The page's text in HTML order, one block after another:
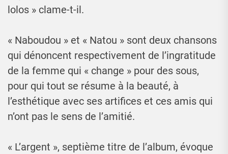
lolos » clame-t-il.
« Naboudou » et « Natou » sont deux chansons
qui dénoncent respectivement de l’ingratitude
de la femme qui « change » pour des sous,
pour qui tout se résume à la beauté, à
l’esthétique avec ses artifices et ces amis qui
n’ont pas le sens de l’amitié.
« L’argent », septième titre de l’album, évoque